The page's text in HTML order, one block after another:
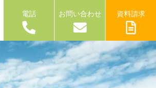
電話 お問い合わせ 資料請求